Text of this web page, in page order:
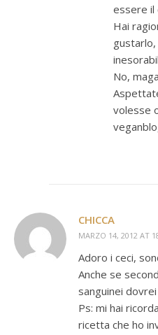
essere il
Hai
No,
volesse
CHICCA
MARZO 14, 2012 AT
Adoro i ceci,
Anche se
sanguinei
Ps: mi hai
ricetta che ho